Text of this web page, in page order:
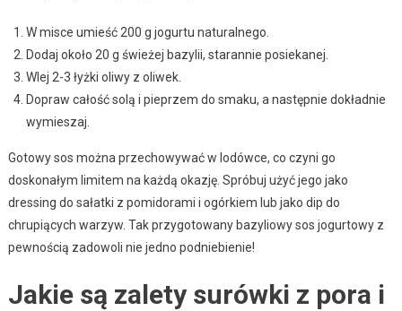
W misce umieść 200 g jogurtu naturalnego.
Dodaj około 20 g świeżej bazylii, starannie posiekanej.
Wlej 2-3 łyżki oliwy z oliwek.
Dopraw całość solą i pieprzem do smaku, a następnie dokładnie
wymieszaj.
Gotowy sos można przechowywać w lodówce, co czyni go
doskonałym limitem na każdą okazję. Spróbuj użyć jego jako
dressing do sałatki z pomidorami i ogórkiem lub jako dip do
chrupiących warzyw. Tak przygotowany bazyliowy sos jogurtowy z
pewnością zadowoli nie jedno podniebienie!
Jakie są zalety surówki z pora i